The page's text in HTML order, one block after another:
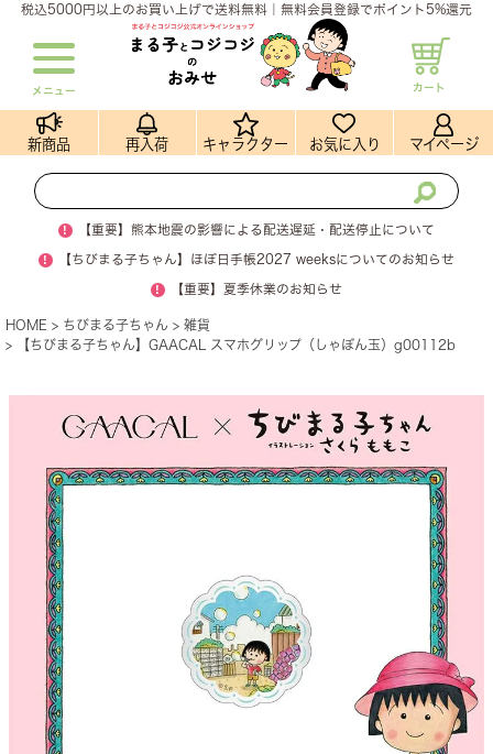
税込5000円以上のお買い上げで送料無料｜無料会員登録でポイント5%還元
メニュー カート
新商品 再入荷 キャラクター お気に入り マイページ
! 【重要】熊本地震の影響による配送遅延・配送停止について
! 【ちびまる子ちゃん】ほぼ日手帳2027 weeksについてのお知らせ
! 【重要】夏季休業のお知らせ
HOME ちびまる子ちゃん
雑貨
【ちびまる子ちゃん】GAACAL スマホグリップ（しゃぼん玉）g00112b